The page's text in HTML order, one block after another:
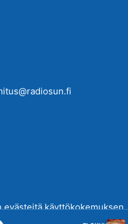
evästeitä käyttökokemuksen
täällä.